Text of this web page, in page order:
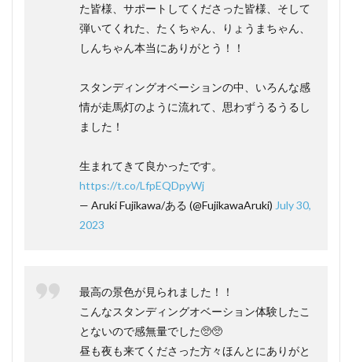
た皆様、サポートしてくださった皆様、そして
弾いてくれた、たくちゃん、りょうまちゃん、
しんちゃん本当にありがとう！！
スタンディングオベーションの中、いろんな感
情が走馬灯のように流れて、思わずうるうるし
ました！
生まれてきて良かったです。
https://t.co/LfpEQDpyWj
— Aruki Fujikawa/ある (@FujikawaAruki) July 30,
2023
最高の景色が見られました！！
こんなスタンディングオベーション体験したこ
とないので感無量でした🥺🥺
昼も夜も来てくださった方々ほんとにありがと